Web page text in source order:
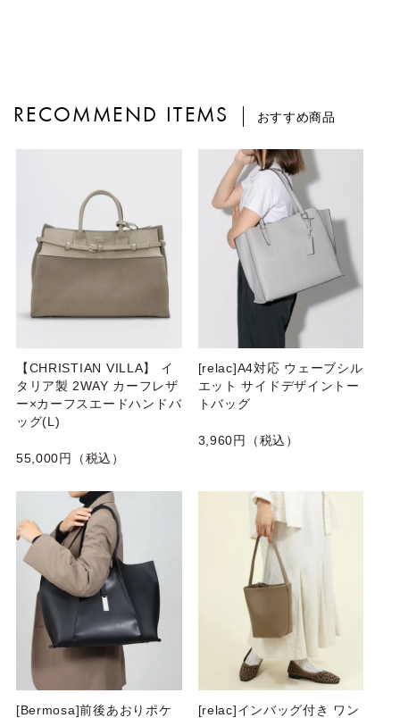
RECOMMEND ITEMS おすすめ商品
【CHRISTIAN VILLA】 イ
タリア製 2WAY カーフレザ
ー×カーフスエードハンドバ
ッグ(L)
55,000円（税込）
[Bermosa]前後あおりポケ
[relac]A4対応 ウェーブシル
エット サイドデザイントー
トバッグ
3,960円（税込）
[relac]インバッグ付き ワン